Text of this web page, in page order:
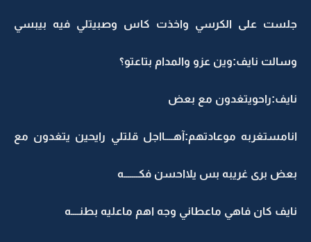
جلست على الكرسي واخذت كاس وصبيتلي فيه بيبسي
وسالت نايف:وين عزو والمدام بتاعتو؟
نايف:راحويتغدون مع بعض
انامستغربه موعادتهم:آهــــااجل قلتلي رايحين يتغدون مع
بعض برى غريبه بس يلااحسن فكـــــــه
نايف كان فاهي ماعطاني وجه اهم ماعليه بطنــــه